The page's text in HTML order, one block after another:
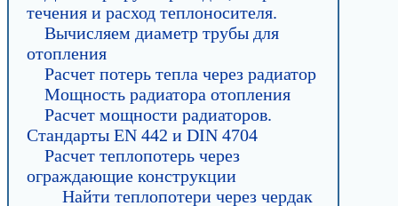
течения и расход теплоносителя.
Вычисляем диаметр трубы для
отопления
Расчет потерь тепла через радиатор
Мощность радиатора отопления
Расчет мощности радиаторов.
Стандарты EN 442 и DIN 4704
Расчет теплопотерь через
ограждающие конструкции
Найти теплопотери через чердак